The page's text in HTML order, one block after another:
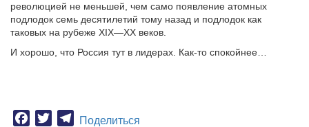
революцией не меньшей, чем само появление атомных
подлодок семь десятилетий тому назад и подлодок как
таковых на рубеже XIX—XX веков.
И хорошо, что Россия тут в лидерах. Как-то спокойнее…
Facebook
TwitterTelegram
Поделиться